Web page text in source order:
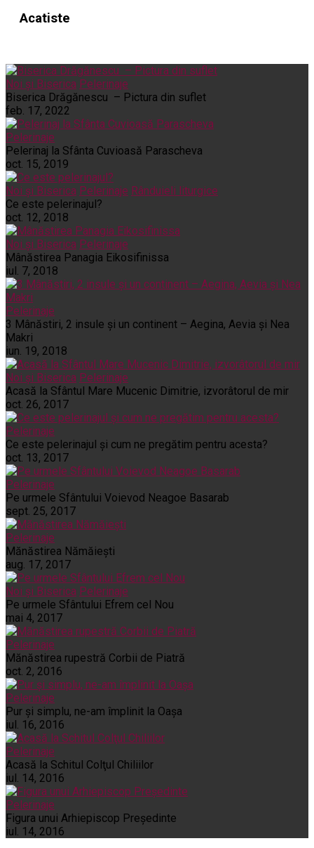
Acatiste
Noi și Biserica Pelerinaje
Biserica Drăgănescu – Pictura din suflet
feb. 17, 2022
Pelerinaje
Pelerinaj la Sfânta Cuvioasă Parascheva
oct. 15, 2019
Noi și Biserica Pelerinaje Rânduieli liturgice
Ce este pelerinajul?
oct. 12, 2018
Noi și Biserica Pelerinaje
Mânăstirea Panagia Eikosifinissa
iul. 7, 2018
Pelerinaje
3 Mânăstiri, 2 insule și un continent – Aegina, Aevia și Nea
Makri
iun. 19, 2018
Noi și Biserica Pelerinaje
Acasă la Sfântul Mare Mucenic Dimitrie, izvorâtorul de mir
oct. 26, 2017
Pelerinaje
Ce este pelerinajul şi cum ne pregătim pentru acesta?
oct. 13, 2017
Pelerinaje
Pe urmele Sfântului Voievod Neagoe Basarab
sept. 25, 2017
Pelerinaje
Mănăstirea Nămăiești
aug. 17, 2017
Noi și Biserica Pelerinaje
Pe urmele Sfântului Efrem cel Nou
mai 4, 2017
Pelerinaje
Mănăstirea rupestră Corbii de Piatră
oct. 2, 2016
Pelerinaje
Pur şi simplu, ne-am împlinit la Oaşa
iul. 16, 2016
Pelerinaje
Acasă la Schitul Colţul Chiliilor
iul. 14, 2016
Pelerinaje
Figura unui Arhiepiscop Preşedinte
iul. 14, 2016